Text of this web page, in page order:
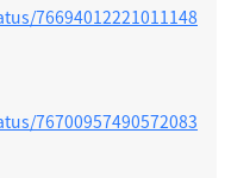
76694012221011148
76700957490572083